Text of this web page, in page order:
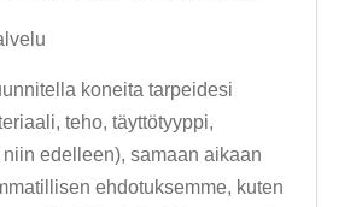
koneita tarpeidesi
teho, täyttötyyppi,
edelleen), samaan aikaan
ehdotuksemme, kuten